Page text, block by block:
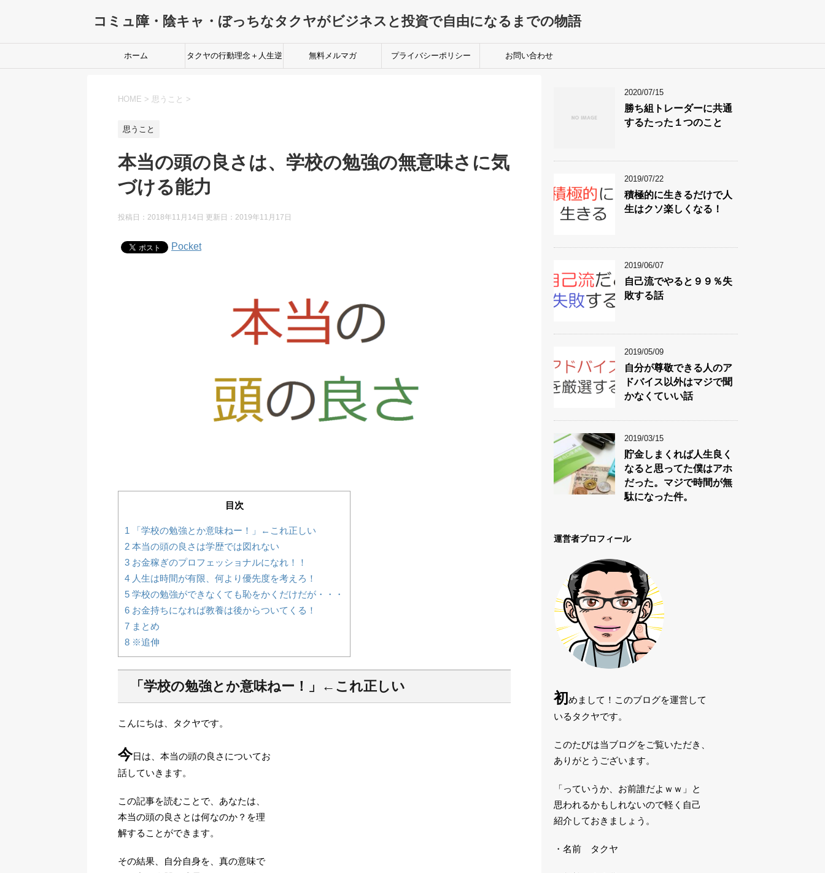
コミュ障・陰キャ・ぼっちなタクヤがビジネスと投資で自由になるまでの物語
ホーム タクヤの行動理念＋人生逆 無料メルマガ プライバシーポリシー お問い合わせ
HOME > 思うこと >
思うこと
本当の頭の良さは、学校の勉強の無意味さに気
づける能力
投稿日：2018年11月14日 更新日： 2019年11月17日
Pocket
目次
1 「学校の勉強とか意味ねー！」←これ正しい
2 本当の頭の良さは学歴では図れない
3 お金稼ぎのプロフェッショナルになれ！！
4 人生は時間が有限、何より優先度を考えろ！
5 学校の勉強ができなくても恥をかくだけだが・・・
6 お金持ちになれば教養は後からついてくる！
7 まとめ
8 ※追伸
「学校の勉強とか意味ねー！」←これ正しい
こんにちは、タクヤです。
今日は、本当の頭の良さについてお
話していきます。
この記事を読むことで、あなたは、
本当の頭の良さとは何なのか？を理
解することができます。
その結果、自分自身を、真の意味で
2020/07/15
勝ち組トレーダーに共通
するたった１つのこと
2019/07/22
積極的に生きるだけで人
生はクソ楽しくなる！
2019/06/07
自己流でやると９９％失
敗する話
2019/05/09
自分が尊敬できる人のア
ドバイス以外はマジで聞
かなくていい話
2019/03/15
貯金しまくれば人生良く
なると思ってた僕はアホ
だった。マジで時間が無
駄になった件。
運営者プロフィール
初めまして！このブログを運営して
いるタクヤです。
このたびは当ブログをご覧いただき、
ありがとうございます。
「っていうか、お前誰だよｗｗ」と
思われるかもしれないので軽く自己
紹介しておきましょう。
・名前 タクヤ